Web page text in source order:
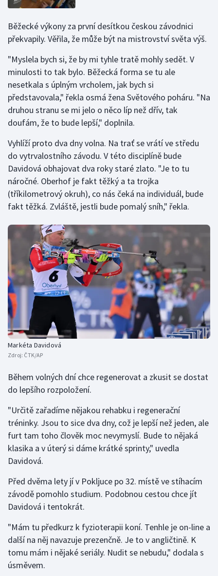
Běžecké výkony za první desítkou českou závodnici
překvapily. Věřila, že může být na mistrovství světa výš.
"Myslela bych si, že by mi tyhle tratě mohly sedět. V
minulosti to tak bylo. Běžecká forma se tu ale
nesetkala s úplným vrcholem, jak bych si
představovala," řekla osmá žena Světového poháru. "Na
druhou stranu se mi jelo o něco líp než dřív, tak
doufám, že to bude lepší," doplnila.
Vyhlíží proto dva dny volna. Na trať se vrátí ve středu
do vytrvalostního závodu. V této disciplíně bude
Davidová obhajovat dva roky staré zlato. "Je to tu
náročné. Oberhof je fakt těžký a ta trojka
(tříkilometrový okruh), co nás čeká na individuál, bude
fakt těžká. Zvláště, jestli bude pomalý sníh," řekla.
Markéta Davidová
Zdroj: ČTK/AP
Během volných dní chce regenerovat a zkusit se dostat
do lepšího rozpoložení.
"Určitě zařadíme nějakou rehabku i regenerační
tréninky. Jsou to sice dva dny, což je lepší než jeden, ale
furt tam toho člověk moc nevymyslí. Bude to nějaká
klasika a v úterý si dáme krátké sprinty," uvedla
Davidová.
Před dvěma lety jí v Pokljuce po 32. místě ve stíhacím
závodě pomohlo studium. Podobnou cestou chce jít
Davidová i tentokrát.
"Mám tu předkurz k fyzioterapii koní. Tenhle je on-line a
další na něj navazuje prezenčně. Je to v angličtině. K
tomu mám i nějaké seriály. Nudit se nebudu," dodala s
úsměvem.